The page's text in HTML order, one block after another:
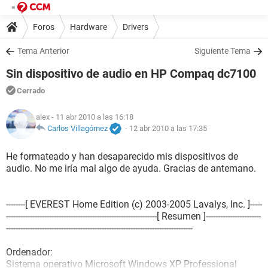
Foros Hardware Drivers
Tema Anterior Siguiente Tema
Sin dispositivo de audio en HP Compaq dc7100
Cerrado
alex - 11 abr 2010 a las 16:18
Carlos Villagómez
- 12 abr 2010 a las 17:35
He formateado y han desaparecido mis dispositivos de
audio. No me iría mal algo de ayuda. Gracias de antemano.
--------[ EVEREST Home Edition (c) 2003-2005 Lavalys, Inc. ]-----
---------------------------------------------------------------[ Resumen ]-----------------------
------------------------------------------------------------------------------
Ordenador:
Sistema operativo Microsoft Windows XP Professional